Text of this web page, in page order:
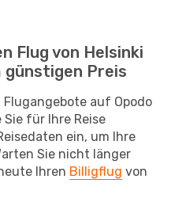
Flug von Helsinki
günstigen Preis
auf Opodo
für Ihre Reise
ein, um Ihre
Sie nicht länger
Ihren Billigflug von